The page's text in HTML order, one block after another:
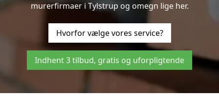
murerfirmaer i Tylstrup og omegn lige her.
Hvorfor vælge vores service?
Indhent 3 tilbud, gratis og uforpligtende